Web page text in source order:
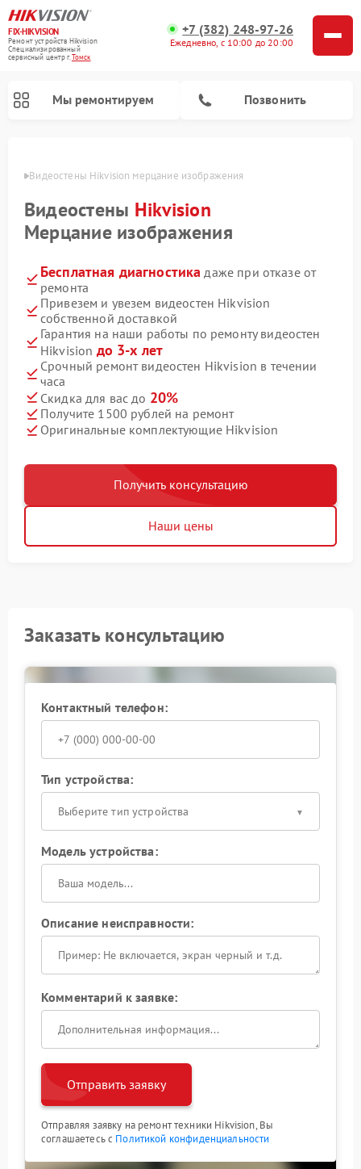
FIX-HIKVISION
Ремонт устройств Hikvision
Специализированный
cервисный центр г.Томск
+7 (382) 248-97-26
Ежедневно, с 10:00 до 20:00
Мы ремонтируем Позвонить
Видеостены Hikvision мерцание изображения
Видеостены Hikvision
Мерцание изображения
Бесплатная диагностика даже при отказе от
ремонта
Привезем и увезем видеостен Hikvision
собственной доставкой
Гарантия на наши работы по ремонту видеостен
Hikvision до 3-х лет
Срочный ремонт видеостен Hikvision в течении
часа
Скидка для вас до 20%
Получите 1500 рублей на ремонт
Оригинальные комплектующие Hikvision
Получить консультацию
Наши цены
Заказать консультацию
Контактный телефон:
Тип устройства:
Выберите тип устройства
Модель устройства:
Описание неисправности:
Комментарий к заявке:
Отправить заявку
Отправляя заявку на ремонт техники Hikvision, Вы
соглашаетесь с Политикой конфиденциальности